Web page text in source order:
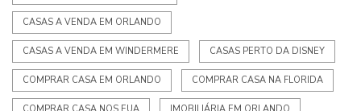
CASAS A VENDA EM ORLANDO
CASAS A VENDA EM WINDERMERE CASAS PERTO DA DISNEY
COMPRAR CASA EM ORLANDO COMPRAR CASA NA FLORIDA
COMPRAR CASA NOS EUA IMOBILIÁRIA EM ORLANDO